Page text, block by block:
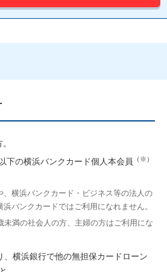
下の横浜バンクカード個人本会員
（※）
、横浜バンクカード・ビジネス等の法人の
バンクカードではご利用になれません。
未満の社会人の方、主婦の方はご利用にな
、横浜銀行で他の無担保カードローン